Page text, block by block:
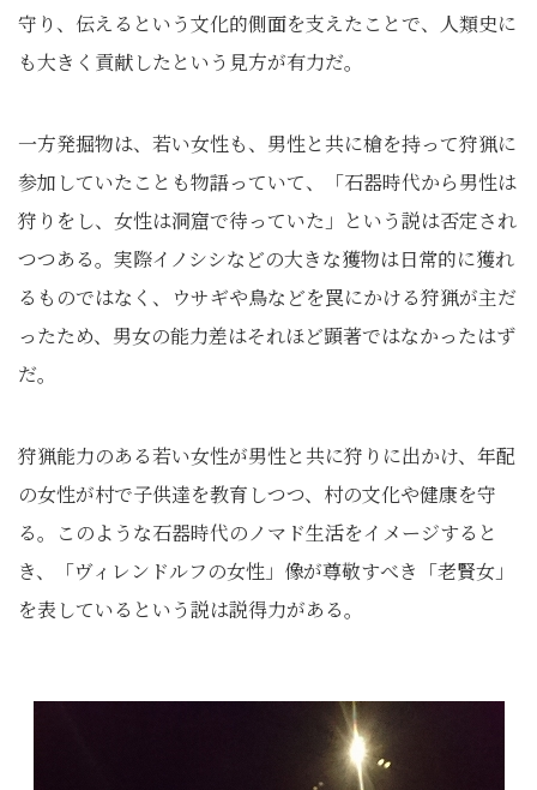
守り、伝えるという文化的側面を支えたことで、人類史に
も大きく貢献したという見方が有力だ。
一方発掘物は、若い女性も、男性と共に槍を持って狩猟に
参加していたことも物語っていて、「石器時代から男性は
狩りをし、女性は洞窟で待っていた」という説は否定され
つつある。実際イノシシなどの大きな獲物は日常的に獲れ
るものではなく、ウサギや鳥などを罠にかける狩猟が主だ
ったため、男女の能力差はそれほど顕著ではなかったはず
だ。
狩猟能力のある若い女性が男性と共に狩りに出かけ、年配
の女性が村で子供達を教育しつつ、村の文化や健康を守
る。このような石器時代のノマド生活をイメージすると
き、「ヴィレンドルフの女性」像が尊敬すべき「老賢女」
を表しているという説は説得力がある。